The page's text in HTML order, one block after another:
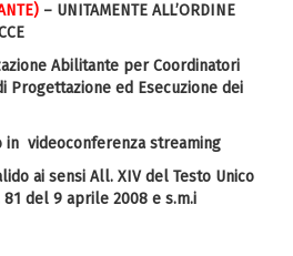
– UNITAMENTE ALL’ORDINE
Abilitante per Coordinatori
Progettazione ed Esecuzione dei
in videoconferenza streaming
ai sensi All. XIV del Testo Unico
81 del 9 aprile 2008 e s.m.i